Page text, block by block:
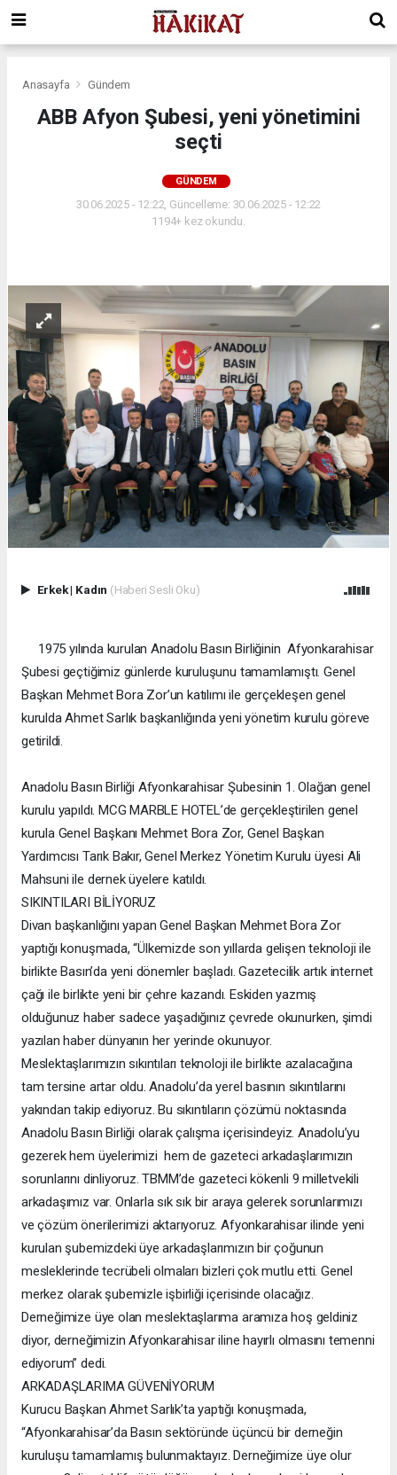
Anasayfa Gündem
ABB Afyon Şubesi, yeni yönetimini
seçti
GÜNDEM
30.06.2025 - 12:22, Güncelleme: 30.06.2025 - 12:22
1194+ kez okundu.
Erkek| Kadın (Haberi Sesli Oku)
1975 yılında kurulan Anadolu Basın Birliğinin Afyonkarahisar
Şubesi geçtiğimiz günlerde kuruluşunu tamamlamıştı. Genel
Başkan Mehmet Bora Zor’un katılımı ile gerçekleşen genel
kurulda Ahmet Sarlık başkanlığında yeni yönetim kurulu göreve
getirildi.
Anadolu Basın Birliği Afyonkarahisar Şubesinin 1. Olağan genel
kurulu yapıldı. MCG MARBLE HOTEL’de gerçekleştirilen genel
kurula Genel Başkanı Mehmet Bora Zor, Genel Başkan
Yardımcısı Tarık Bakır, Genel Merkez Yönetim Kurulu üyesi Ali
Mahsuni ile dernek üyelere katıldı.
SIKINTILARI BİLİYORUZ
Divan başkanlığını yapan Genel Başkan Mehmet Bora Zor
yaptığı konuşmada, “Ülkemizde son yıllarda gelişen teknoloji ile
birlikte Basın’da yeni dönemler başladı. Gazetecilik artık internet
çağı ile birlikte yeni bir çehre kazandı. Eskiden yazmış
olduğunuz haber sadece yaşadığınız çevrede okunurken, şimdi
yazılan haber dünyanın her yerinde okunuyor.
Meslektaşlarımızın sıkıntıları teknoloji ile birlikte azalacağına
tam tersine artar oldu. Anadolu’da yerel basının sıkıntılarını
yakından takip ediyoruz. Bu sıkıntıların çözümü noktasında
Anadolu Basın Birliği olarak çalışma içerisindeyiz. Anadolu’yu
gezerek hem üyelerimizi hem de gazeteci arkadaşlarımızın
sorunlarını dinliyoruz. TBMM’de gazeteci kökenli 9 milletvekili
arkadaşımız var. Onlarla sık sık bir araya gelerek sorunlarımızı
ve çözüm önerilerimizi aktarıyoruz. Afyonkarahisar ilinde yeni
kurulan şubemizdeki üye arkadaşlarımızın bir çoğunun
mesleklerinde tecrübeli olmaları bizleri çok mutlu etti. Genel
merkez olarak şubemizle işbirliği içerisinde olacağız.
Derneğimize üye olan meslektaşlarıma aramıza hoş geldiniz
diyor, derneğimizin Afyonkarahisar iline hayırlı olmasını temenni
ediyorum” dedi.
ARKADAŞLARIMA GÜVENİYORUM
Kurucu Başkan Ahmet Sarlık’ta yaptığı konuşmada,
“Afyonkarahisar’da Basın sektöründe üçüncü bir derneğin
kuruluşu tamamlamış bulunmaktayız. Derneğimize üye olur